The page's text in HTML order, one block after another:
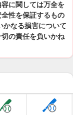
に関しては万全を
性を保証するもの
かなる損害について
の責任を負いかね